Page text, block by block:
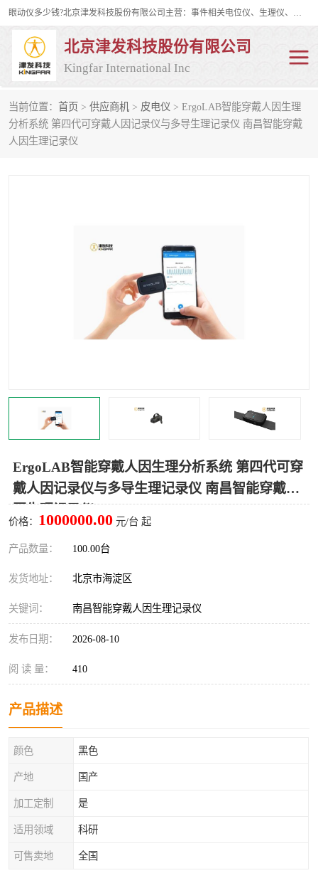
眼动仪多少钱?北京津发科技股份有限公司主营：事件相关电位仪、生理仪、肌电仪、脑电仪、皮电仪、眼动仪；是国家级高新技术企业、科技部认定的科技型中小企业和中关村高新技术企业，具备保密资格，具备自主进出口经营权；自主研发技术、产品与服务荣获多项省部级科学技术奖励、国家发明专利、国家软件著作权和省部级新技术新产品（服务）认证。
北京津发科技股份有限公司
Kingfar International Inc
当前位置： 首页 > 供应商机 > 皮电仪 > ErgoLAB智能穿戴人因生理
分析系统 第四代可穿戴人因记录仪与多导生理记录仪 南昌智能穿戴
人因生理记录仪
ErgoLAB智能穿戴人因生理分析系统 第四代可穿
戴人因记录仪与多导生理记录仪 南昌智能穿戴人
价格： 1000000.00 元/台 起
产品数量： 100.00台
发货地址： 北京市海淀区
关键词： 南昌智能穿戴人因生理记录仪
发布日期： 2026-08-10
阅 读 量： 410
产品描述
颜色 黑色
产地 国产
加工定制 是
适用领域 科研
可售卖地 全国
皮电仪 脑电仪
人机交互实验室
神经营销与消费行为实验 车俩与驾驶模拟
人机环境同步云平台 人因测评专家系统